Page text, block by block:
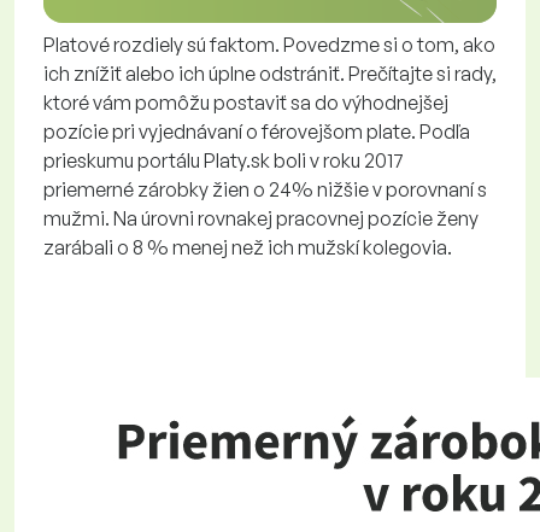
Platové rozdiely sú faktom. Povedzme si o tom, ako
ich znížiť alebo ich úplne odstrániť. Prečítajte si rady,
ktoré vám pomôžu postaviť sa do výhodnejšej
pozície pri vyjednávaní o férovejšom plate. Podľa
prieskumu portálu Platy.sk boli v roku 2017
priemerné zárobky žien o 24% nižšie v porovnaní s
mužmi. Na úrovni rovnakej pracovnej pozície ženy
zarábali o 8 % menej než ich mužskí kolegovia.